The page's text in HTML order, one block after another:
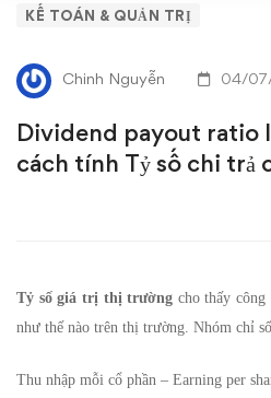
Dividend
payout
ratio
là
niệm
và
KẾ TOÁN & QUẢN TRỊ
Chinh Nguyễn 04/
Dividend payout ratio
cách tính Tỷ số chi trả
Tỷ số giá trị thị trường cho thấy
như thế nào trên thị trường. Nhóm chỉ
Thu nhập mỗi cổ phần – Earning per